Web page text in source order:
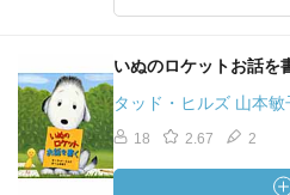
いぬのロケットお話を
タッド・ヒルズ 山本
18 2.67 2